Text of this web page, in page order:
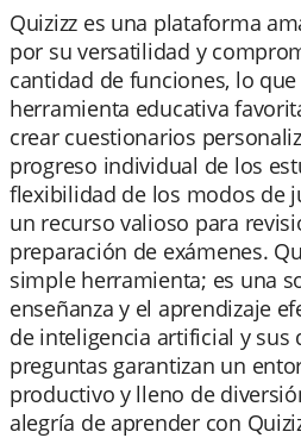
Quizizz es una plataforma
por su versatilidad y
cantidad de funciones, lo
herramienta educativa
crear cuestionarios
progreso individual de los
flexibilidad de los modos de
un recurso valioso para
preparación de exámenes.
simple herramienta; es una
enseñanza y el aprendizaje
de inteligencia artificial y sus
preguntas garantizan un
productivo y lleno de
alegría de aprender con